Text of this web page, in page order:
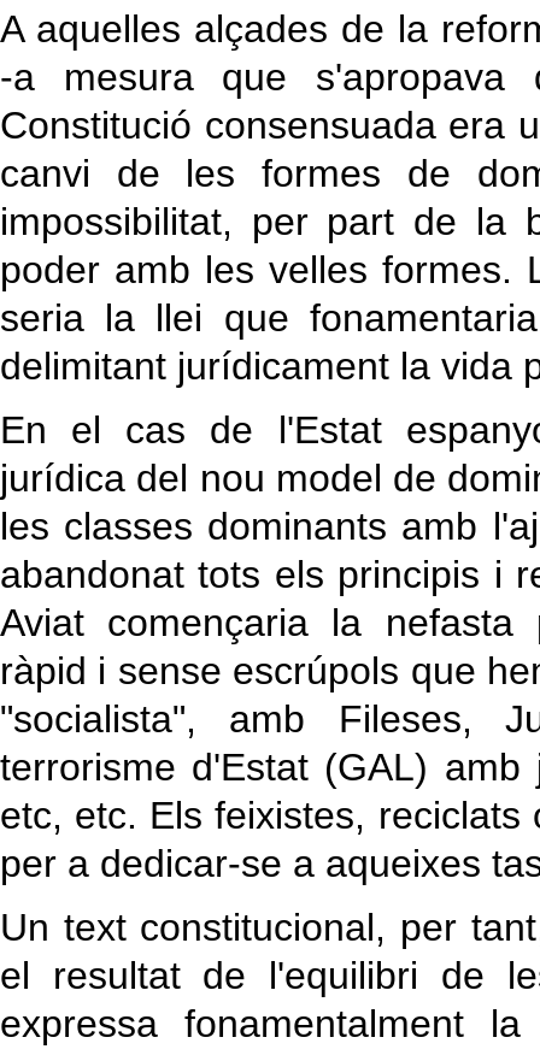
A aquelles alçades de la
-a mesura que s'apropava
Constitució consensuada era
canvi de les formes de
impossibilitat, per part de la
poder amb les velles formes.
seria la llei que
delimitant jurídicament la vida
En el cas de l'Estat
jurídica del nou model de
les classes dominants amb
abandonat tots els principis i
Aviat començaria la
ràpid i sense escrúpols que
"socialista", amb Fileses,
terrorisme d'Estat (GAL)
etc, etc. Els feixistes,
per a dedicar-se a aqueixes
Un text constitucional, per
el resultat de l'equilibri de
expressa fonamentalment